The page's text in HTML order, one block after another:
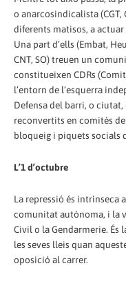
o anarcosindicalista (CGT,
diferents matisos, a
Una part d’ells (Embat,
CNT, SO) treuen un
constitueixen CDRs
l’entorn de l’esquerra
Defensa del barri, o
reconvertits en comitès
bloqueig i piquets socials
L’1 d’octubre
La repressió és intrínseca
comunitat autònoma, i la
Civil o la Gendarmerie.
les seves lleis quan
oposició al carrer.